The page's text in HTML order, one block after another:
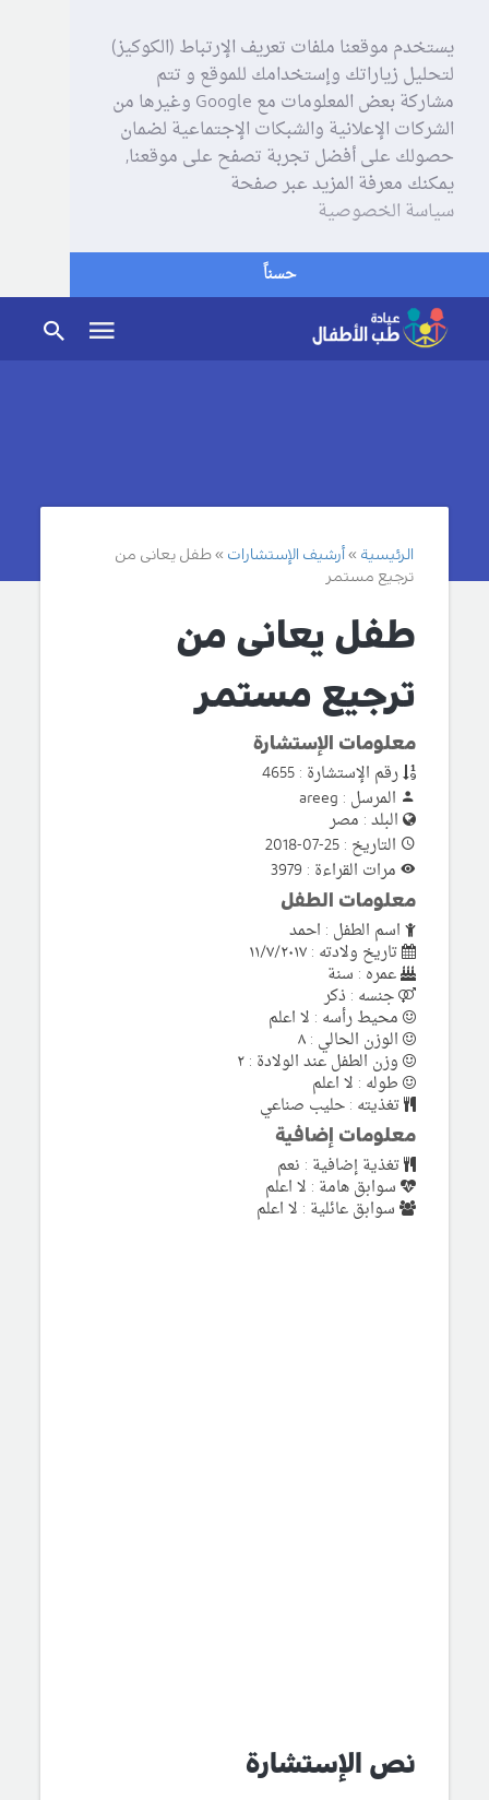
يستخدم موقعنا ملفات تعريف الإرتباط (الكوكيز)
لتحليل زياراتك وإستخدامك للموقع و تتم
مشاركة بعض المعلومات مع Google وغيرها من
الشركات الإعلانية والشبكات الإجتماعية لضمان
حصولك على أفضل تجربة تصفح على موقعنا,
يمكنك معرفة المزيد عبر صفحة
سياسة الخصوصية
حسناً
الرئيسية أرشيف الإستشارات
طفل يعانى من
ترجيع مستمر
طفل يعانى من
ترجيع مستمر
معلومات الإستشارة
رقم الإستشارة : 4655
المرسل : areeg
البلد : مصر
التاريخ : 25-07-2018
مرات القراءة : 3979
معلومات الطفل
اسم الطفل : احمد
تاريخ ولادته : ١١/٧/٢٠١٧
عمره : سنة
جنسه : ذكر
محيط رأسه : لا اعلم
الوزن الحالي : ٨
وزن الطفل عند الولادة : ٢
طوله : لا اعلم
تغذيته : حليب صناعي
معلومات إضافية
تغذية إضافية : نعم
سوابق هامة : لا اعلم
سوابق عائلية : لا اعلم
نص الإستشارة